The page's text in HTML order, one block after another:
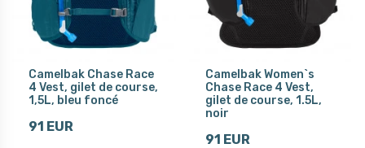
Camelbak Chase Race
4 Vest, gilet de course,
1,5L, bleu foncé
91 EUR
Camelbak Women`s
Chase Race 4 Vest,
gilet de course, 1.5L,
noir
91 EUR